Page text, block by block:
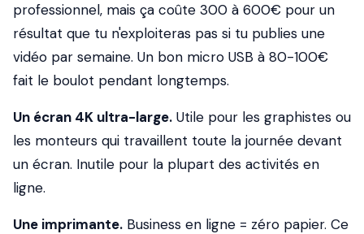
professionnel, mais ça coûte 300 à 600€ pour un
résultat que tu n'exploiteras pas si tu publies une
vidéo par semaine. Un bon micro USB à 80-100€
fait le boulot pendant longtemps.
Un écran 4K ultra-large. Utile pour les graphistes ou
les monteurs qui travaillent toute la journée devant
un écran. Inutile pour la plupart des activités en
ligne.
Une imprimante. Business en ligne = zéro papier. Ce